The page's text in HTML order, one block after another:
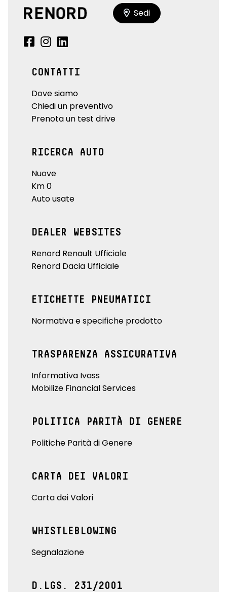
Sedi
CONTATTI
Dove siamo
Chiedi un preventivo
Prenota un test drive
RICERCA AUTO
Nuove
Km 0
Auto usate
DEALER WEBSITES
Renord Renault Ufficiale
Renord Dacia Ufficiale
ETICHETTE PNEUMATICI
Normativa e specifiche prodotto
TRASPARENZA ASSICURATIVA
Informativa Ivass
Mobilize Financial Services
POLITICA PARITÀ DI GENERE
Politiche Parità di Genere
CARTA DEI VALORI
Carta dei Valori
WHISTLEBLOWING
Segnalazione
D.LGS. 231/2001